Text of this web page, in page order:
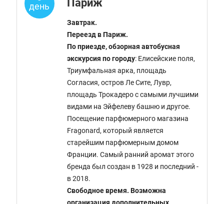
день
Париж
Завтрак.
Переезд в Париж.
По приезде, обзорная автобусная
экскурсия по городу: Елисейские поля,
Триумфальная арка, площадь
Согласия, остров Ле Сите, Лувр,
площадь Трокадеро с самыми лучшими
видами на Эйфелеву башню и другое.
Посещение парфюмерного магазина
Fragonard, который является
старейшим парфюмерным домом
Франции. Самый ранний аромат этого
бренда был создан в 1928 и последний -
в 2018.
Свободное время. Возможна